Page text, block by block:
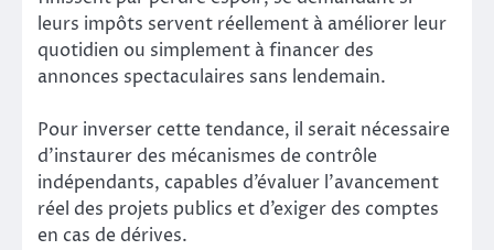
leurs impôts servent réellement à améliorer leur
quotidien ou simplement à financer des
annonces spectaculaires sans lendemain.
Pour inverser cette tendance, il serait nécessaire
d’instaurer des mécanismes de contrôle
indépendants, capables d’évaluer l’avancement
réel des projets publics et d’exiger des comptes
en cas de dérives.